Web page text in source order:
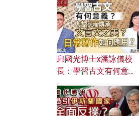
風險攻擊美軍，背後有
何盤算？
邱國光博士x潘詠儀校
長：學習古文有何意
文之美？ 日常寫作如何
應用？